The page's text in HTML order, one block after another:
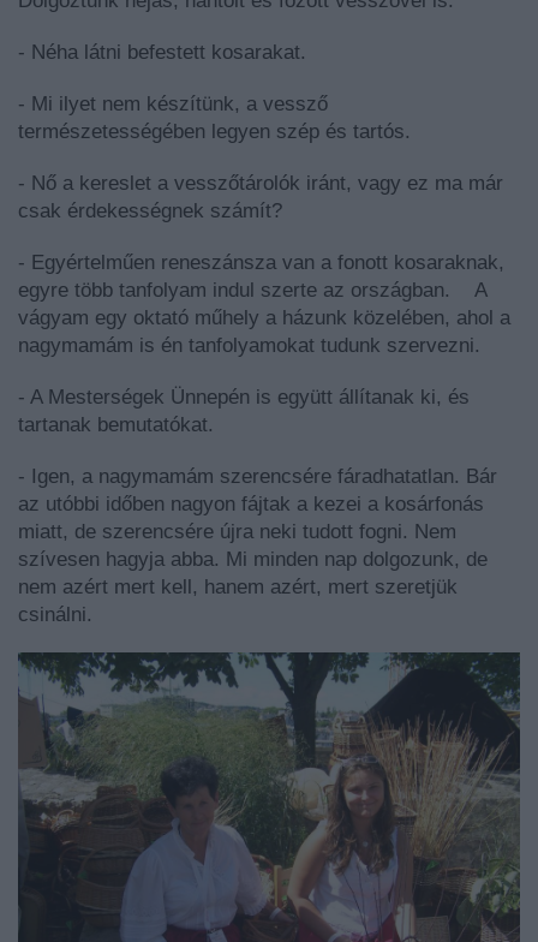
- Néha látni befestett kosarakat.
- Mi ilyet nem készítünk, a vessző
természetességében legyen szép és tartós.
- Nő a kereslet a vesszőtárolók iránt, vagy ez ma már
csak érdekességnek számít?
- Egyértelműen reneszánsza van a fonott kosaraknak,
egyre több tanfolyam indul szerte az országban. A
vágyam egy oktató műhely a házunk közelében, ahol a
nagymamám is én tanfolyamokat tudunk szervezni.
- A Mesterségek Ünnepén is együtt állítanak ki, és
tartanak bemutatókat.
- Igen, a nagymamám szerencsére fáradhatatlan. Bár
az utóbbi időben nagyon fájtak a kezei a kosárfonás
miatt, de szerencsére újra neki tudott fogni. Nem
szívesen hagyja abba. Mi minden nap dolgozunk, de
nem azért mert kell, hanem azért, mert szeretjük
csinálni.